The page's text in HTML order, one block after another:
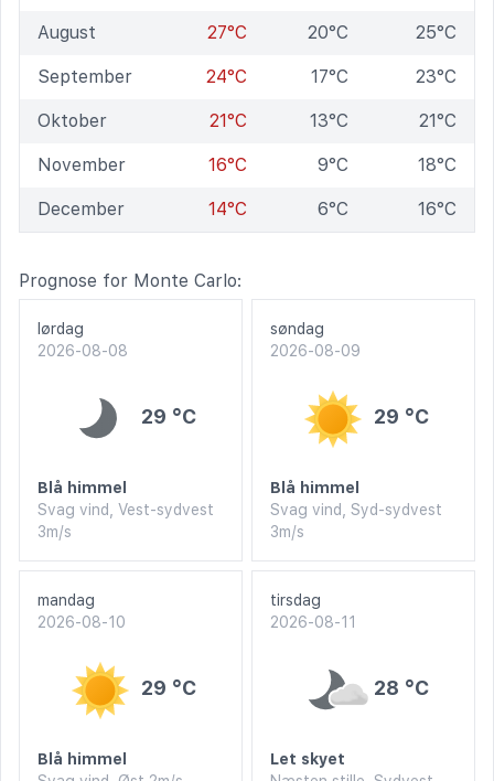
August 27°C 20°C 25°C
September 24°C 17°C 23°C
Oktober 21°C 13°C 21°C
November 16°C 9°C 18°C
December 14°C 6°C 16°C
Prognose for Monte Carlo:
lørdag
2026-08-08
29 °C
Blå himmel
Svag vind, Vest-sydvest
3m/s
søndag
2026-08-09
29 °C
Blå himmel
Svag vind, Syd-sydvest
3m/s
mandag
2026-08-10
29 °C
Blå himmel
tirsdag
2026-08-11
28 °C
Let skyet